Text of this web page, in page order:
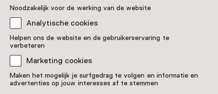
Noodzakelijk voor de werking van de website
Analytische cookies
Helpen ons de website en de gebruikerservaring te
verbeteren
Marketing cookies
Maken het mogelijk je surfgedrag te volgen en informatie en
advertenties op jouw interesses af te stemmen